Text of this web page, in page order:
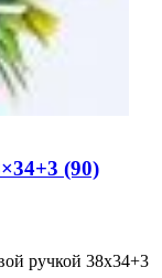
(90)
ручкой 38x34+3